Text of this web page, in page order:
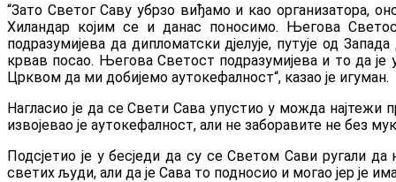
“Зато Светог Саву убрзо виђамо и као организатора,
Хиландар којим се и данас поносимо. Његова
подразумијева да дипломатски дјелује, путује од
крвав посао. Његова Светост подразумијева и то да је
Црквом да ми добијемо аутокефалност“, казао је игуман.
Нагласио је да се Свети Сава упустио у можда најтежи
извојевао је аутокефалност, али не заборавите не без
Подсјетио је у бесједи да су се Светом Сави ругали
светих људи, али да је Сава то подносио и могао јер је